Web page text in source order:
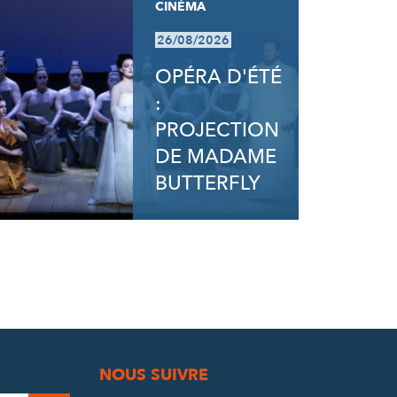
CINÉMA
26/08/2026
OPÉRA D'ÉTÉ
:
PROJECTION
DE MADAME
BUTTERFLY
NOUS SUIVRE